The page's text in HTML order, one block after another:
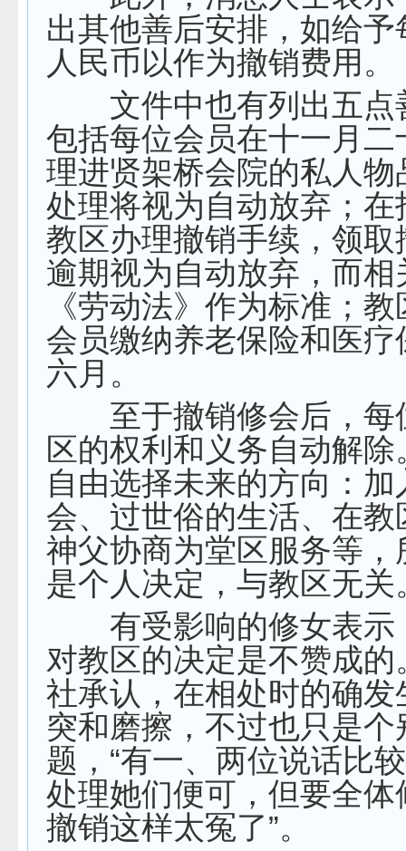
出其他善后安排，如给予
人民币以作为撤销费用。
文件中也有列出五点
包括每位会员在十一月二
理进贤架桥会院的私人物
处理将视为自动放弃；在
教区办理撤销手续，领取
逾期视为自动放弃，而相
《劳动法》作为标准；
会员缴纳养老保险和医疗
六月。
至于撤销修会后，每
区的权利和义务自动解
自由选择未来的方向：加
会、过世俗的生活、在教
神父协商为堂区服务等，
是个人决定，与教区无关
有受影响的修女表示
对教区的决定是不赞成的
社承认，在相处时的确发
突和磨擦，不过也只是个
题，“有一、两位说话比
处理她们便可，但要全体
撤销这样太冤了”。